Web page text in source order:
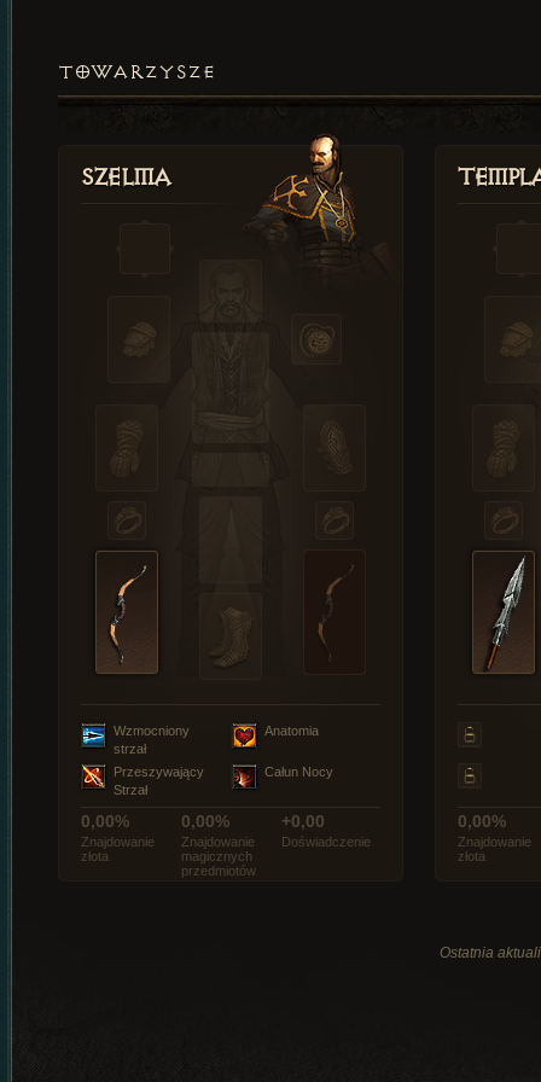
TOWARZYSZE
Szelma
Wzmocniony
strzał
Anatomia
Przeszywający
Strzał
Całun Nocy
0,00%
Znajdowanie
złota
0,00%
Znajdowanie
magicznych
przedmiotów
+0,00
Doświadczenie
0,00%
Znajdowanie
złota
Ostatnia